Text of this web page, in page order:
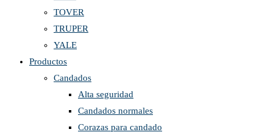
TOVER
TRUPER
YALE
Productos
Candados
Alta seguridad
Candados normales
Corazas para candado